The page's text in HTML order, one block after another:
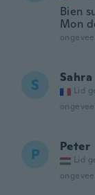
Bien
Mon
S Sahra
Lid
P Peter
Lid